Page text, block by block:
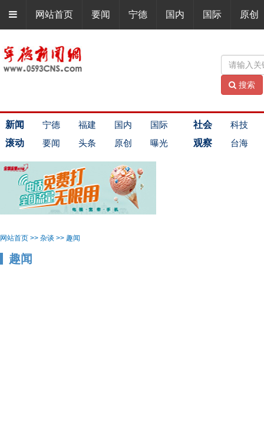
网站首页 要闻 宁德 国内 国际 原创
搜索
新闻 宁德 福建 国内
国际
滚动
要闻 头条 原创 曝光
社会
科技
观察
台海
网站首页 >> 杂谈 >> 趣闻
趣闻